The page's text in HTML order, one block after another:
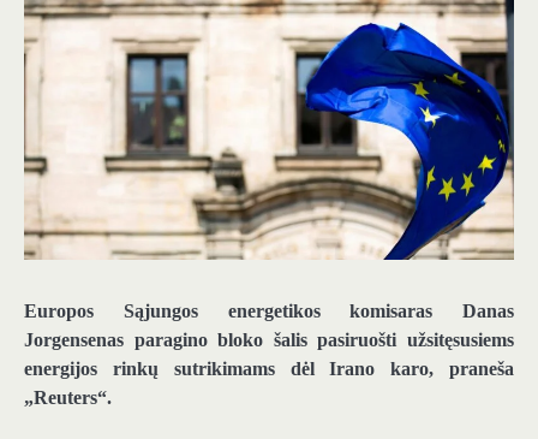
Europos Sąjungos energetikos komisaras Danas
Jorgensenas paragino bloko šalis pasiruošti užsitęsusiems
energijos rinkų sutrikimams dėl Irano karo, praneša
„Reuters“.